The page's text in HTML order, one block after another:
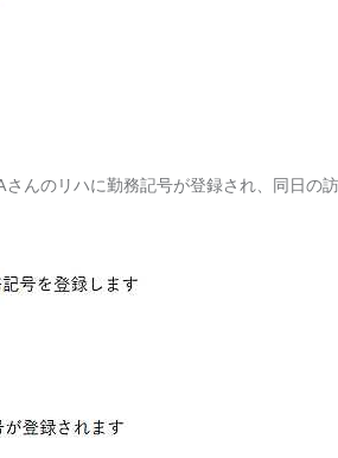
んのリハに勤務記号が登録され、同日の